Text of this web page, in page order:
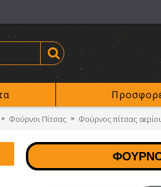
Φούρνοι Πίτσας Φούρνος πίτσας